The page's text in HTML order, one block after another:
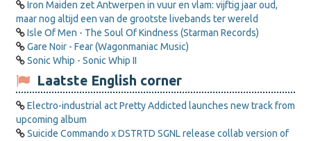
Iron Maiden zet Antwerpen in vuur en vlam: vijftig jaar oud,
maar nog altijd een van de grootste livebands ter wereld
Isle Of Men - The Soul Of Kindness (Starman Records)
Gare Noir - Fear (Wagonmaniac Music)
Sonic Whip - Sonic Whip II
Laatste English corner
Electro-industrial act Pretty Addicted launches new track from
upcoming album
Suicide Commando x DSTRTD SGNL release collab version of